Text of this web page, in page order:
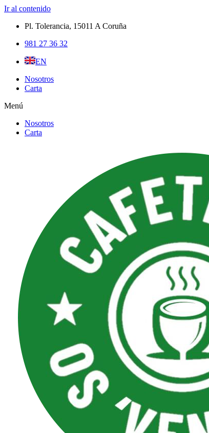
Ir al contenido
Pl. Tolerancia, 15011 A Coruña​
981 27 36 32
EN
Nosotros
Carta
Menú
Nosotros
Carta